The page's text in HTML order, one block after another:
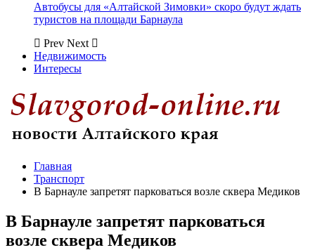
Автобусы для «Алтайской Зимовки» скоро будут ждать
туристов на площади Барнаула
Prev Next
Недвижимость
Интересы
Главная
Транспорт
В Барнауле запретят парковаться возле сквера Медиков
В Барнауле запретят парковаться
возле сквера Медиков